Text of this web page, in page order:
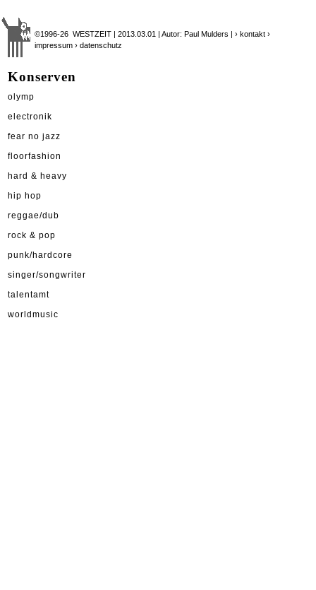
©1996-26 WESTZEIT | 2013.03.01 | Autor: Paul Mulders |› kontakt ›
impressum › datenschutz
Konserven
olymp
electronik
fear no jazz
floorfashion
hard & heavy
hip hop
reggae/dub
rock & pop
punk/hardcore
singer/songwriter
talentamt
worldmusic